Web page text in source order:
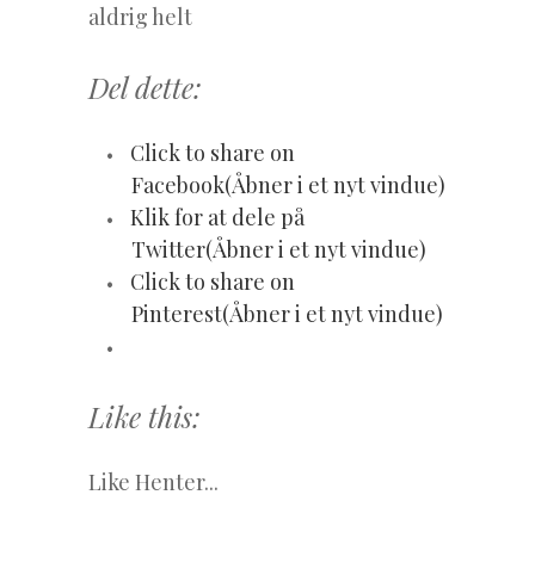
aldrig helt
Del dette:
Click to share on
Facebook(Åbner i et nyt vindue)
Klik for at dele på
Twitter(Åbner i et nyt vindue)
Click to share on
Pinterest(Åbner i et nyt vindue)
Like this:
Like Henter...